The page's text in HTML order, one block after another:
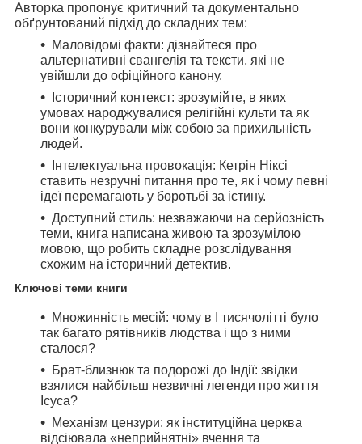
Авторка пропонує критичний та документально
обґрунтований підхід до складних тем:
Маловідомі факти: дізнайтеся про
альтернативні євангелія та тексти, які не
увійшли до офіційного канону.
Історичний контекст: зрозумійте, в яких
умовах народжувалися релігійні культи та як
вони конкурували між собою за прихильність
людей.
Інтелектуальна провокація: Кетрін Ніксі
ставить незручні питання про те, як і чому певні
ідеї перемагають у боротьбі за істину.
Доступний стиль: незважаючи на серйозність
теми, книга написана живою та зрозумілою
мовою, що робить складне розслідування
схожим на історичний детектив.
Ключові теми книги
Множинність месій: чому в I тисячолітті було
так багато рятівників людства і що з ними
сталося?
Брат-близнюк та подорожі до Індії: звідки
взялися найбільш незвичні легенди про життя
Ісуса?
Механізм цензури: як інституційна церква
відсіювала «неприйнятні» вчення та